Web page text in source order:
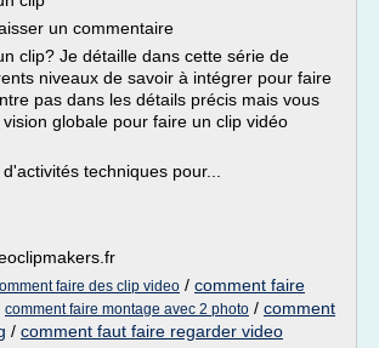
un commentaire
clip? Je détaille dans cette série de
niveaux de savoir à intégrer pour faire
pas dans les détails précis mais vous
globale pour faire un clip vidéo
techniques pour...
faire des clip video / comment faire
comment faire montage avec 2 photo / comment
/ comment faut faire regarder video